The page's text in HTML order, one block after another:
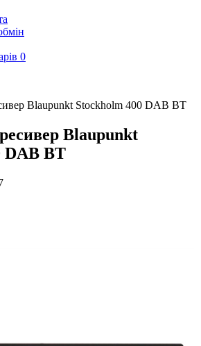
0
Blaupunkt Stockholm 400 DAB ВТ
Blaupunkt
DAB ВТ